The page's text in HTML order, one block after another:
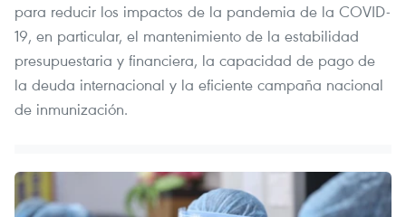
para reducir los impactos de la pandemia de la COVID-
19, en particular, el mantenimiento de la estabilidad
presupuestaria y financiera, la capacidad de pago de
la deuda internacional y la eficiente campaña nacional
de inmunización.